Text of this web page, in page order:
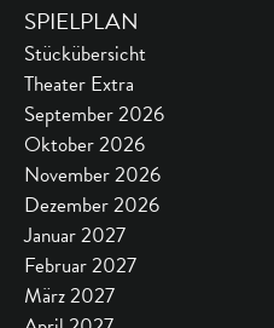
SPIELPLAN
Stückübersicht
Theater Extra
September 2026
Oktober 2026
November 2026
Dezember 2026
Januar 2027
Februar 2027
März 2027